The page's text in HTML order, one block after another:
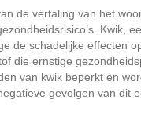
de vertaling van het
Kwik,
de schadelijke effecten
die ernstige
van kwik beperkt en
gevolgen van dit